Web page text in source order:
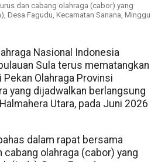
dan cabang olahraga (cabor) yang
Desa Fagudu, Kecamatan Sanana, Minggu
Nasional Indonesia
Sula terus mematangkan
Olahraga Provinsi
yang dijadwalkan berlangsung
Utara, pada Juni 2026
dalam rapat bersama
olahraga (cabor) yang